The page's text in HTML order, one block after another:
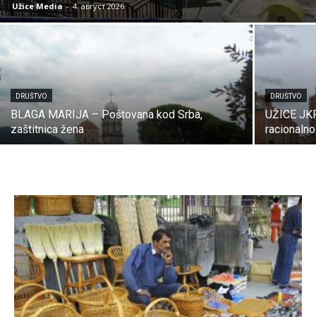
Užice Media - 4. август 2026.
DRUŠTVO
BLAGA MARIJA – Poštovana kod Srba,
zaštitnica žena
DRUŠTVO
UŽICE
racionalno